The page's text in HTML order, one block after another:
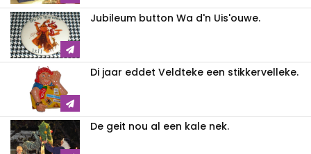
Jubileum button Wa d'n Uis'ouwe.
Di jaar eddet Veldteke een stikkervelleke.
De geit nou al een kale nek.